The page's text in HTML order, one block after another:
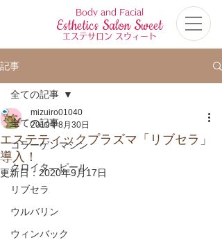
Body and Facial
Esthetics Salon Sweet
エステサロン スウィート
記事
全ての記事
コラーゲンマシン
クロイタ―ピール
リブセラ
ウルバリン
ウィンバック
全ての記事
エステティックプラズマ「リブセラ」
導入！
mizuiro01040
2019年8月30日
更新日： 2020年9月17日